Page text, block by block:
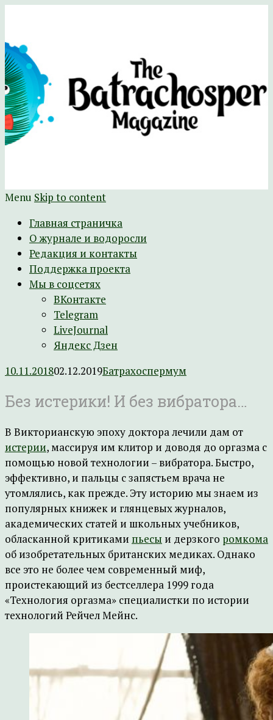
The Batrachospermum Magazine
Батрахоспермум (официальный сайт)
Menu Skip to content
Главная страничка
О журнале и водоросли
Редакция и контакты
Поддержка проекта
Мы в соцсетях
ВКонтакте
Telegram
LiveJournal
Яндекс Дзен
10.11.201802.12.2019Батрахоспермум
Без истерики! И без вибратора…
В Викторианскую эпоху доктора лечили дам от
истерии, массируя им клитор и доводя до оргазма с
помощью новой технологии – вибратора. Быстро,
эффективно, и пальцы с запястьем врача не
утомлялись, как прежде. Эту историю мы знаем из
популярных книжек и глянцевых журналов,
академических статей и школьных учебников,
обласканной критиками пьесы и дерзкого ромкома
об изобретательных британских медиках. Однако
все это не более чем современный миф,
проистекающий из бестселлера 1999 года
«Технология оргазма» специалистки по истории
технологий Рейчел Мейнс.